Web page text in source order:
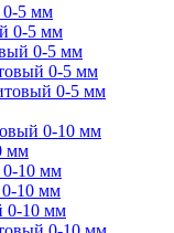
0-5 мм
0-5 мм
0-5 мм
0-5 мм
0-5 мм
0-10 мм
мм
0-10 мм
0-10 мм
0-10 мм